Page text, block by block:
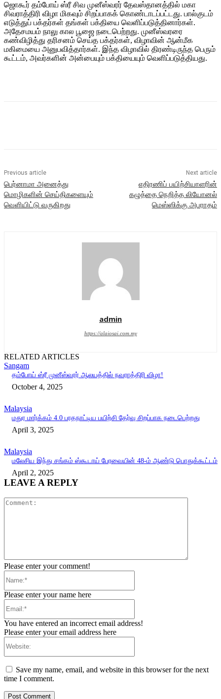
ஜொகூர் தம்போய் ஸ்ரீ சிவ முனீஸ்வரர் தேவஸ்தானத்தில் மகா
சிவராத்திரி விழா மிகவும் சிறப்பாகக் கொண்டாடப்பட்டது. பால்குடம்
எடுத்துப் பக்தர்கள் தங்கள் பக்தியை வெளிப்படுத்தினார்கள்.
அதேசமயம் நாலு கால பூஜை நடைபெற்றது. முனீஸ்வரரை
கண்விழித்து தரிசனம் செய்த பக்தர்கள், விழாவின் ஆன்மீக
மகிமையை அனுபவித்தார்கள். இந்த விழாவில் திரண்டிருந்த பெரும்
கூட்டம், அவர்களின் அன்பையும் பக்தியையும் வெளிப்படுத்தியது.
Previous article
பெர்னாமா அனைத்து
மொழிகளின் செய்திகளையும்
வெளியிட்டு வருகிறது
Next article
எதிரணிப் பயிற்சியாளரின்
கழுத்தை நெறித்த லியோனல்
மெஸ்ஸிக்கு அபராதம்
admin
https://alaiosai.com.my
RELATED ARTICLES
Sangam
தம்போய் ஸ்ரீ முனீஸ்வரர் ஆலயத்தில் நவராத்திரி விழா!
October 4, 2025
Malaysia
மதுர மார்க்கம் 4.0 பரதநாட்டிய பயிற்சி தேர்வு சிறப்பாக நடைபெற்றது
April 3, 2025
Malaysia
மலேசிய இந்து சங்கம் ஸ்கூடாய் பேரவையின் 48-ம் ஆண்டு பொதுக்கூட்டம்
April 2, 2025
LEAVE A REPLY
Please enter your comment!
Please enter your name here
You have entered an incorrect email address!
Please enter your email address here
Save my name, email, and website in this browser for the next
time I comment.